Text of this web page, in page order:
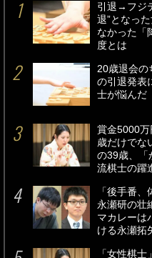
引退→フジ
退”となっ
なかった「
度とは
20歳退会の
の引退発表
士が悩んだ
賞金5000
歳だけでな
の39歳、「
流棋士の躍
「後手番
永瀬研の壮
マカレーは
ける永瀬拓
「女性棋